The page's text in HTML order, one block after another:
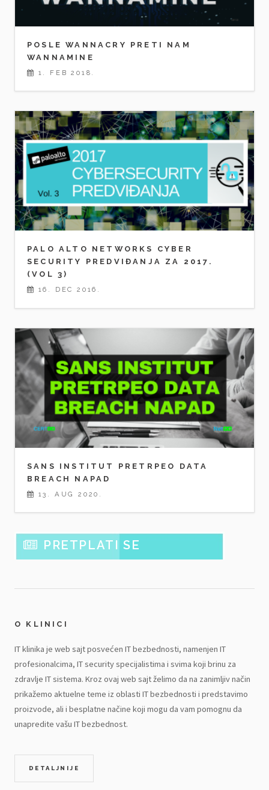
POSLE WANNACRY PRETI NAM
WANNAMINE
1. FEB 2018.
PALO ALTO NETWORKS CYBER
SECURITY PREDVIĐANJA ZA 2017.
(VOL 3)
16. DEC 2016.
SANS INSTITUT PRETRPEO DATA
BREACH NAPAD
13. AUG 2020.
PRETPLATI SE
O KLINICI
IT klinika je web sajt posvećen IT bezbednosti, namenjen IT
profesionalcima, IT security specijalistima i svima koji brinu za
zdravlje IT sistema. Kroz ovaj web sajt želimo da na zanimljiv način
prikažemo aktuelne teme iz oblasti IT bezbednosti i predstavimo
proizvode, ali i besplatne načine koji mogu da vam pomognu da
unapredite vašu IT bezbednost.
DETALJNIJE